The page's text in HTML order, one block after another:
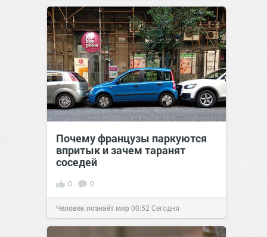
Почему французы паркуются
впритык и зачем таранят
соседей
0 0
Человек познаёт мир00:52 Сегодня